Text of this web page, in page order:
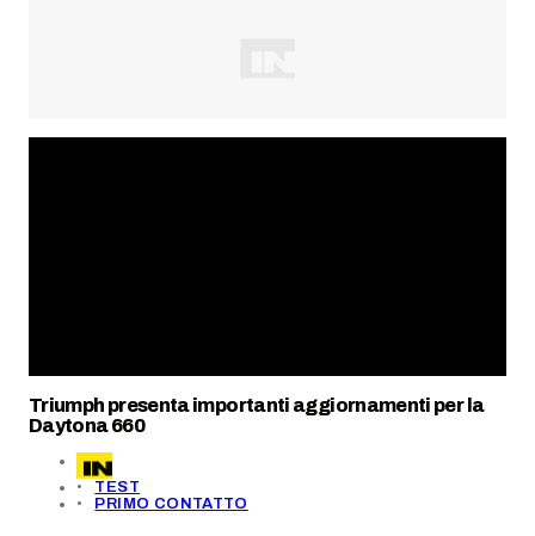
Triumph presenta importanti aggiornamenti per la
Daytona 660
TEST
PRIMO CONTATTO